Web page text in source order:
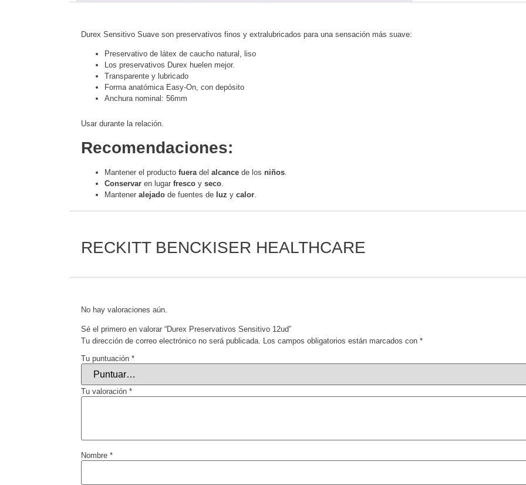
Durex Sensitivo Suave son preservativos finos y extralubricados para una sensación más suave:
Preservativo de látex de caucho natural, liso
Los preservativos Durex huelen mejor.
Transparente y lubricado
Forma anatómica Easy-On, con depósito
Anchura nominal: 56mm
Usar durante la relación.
Recomendaciones:
Mantener el producto fueradel alcancede los niños.
Conservaren lugar frescoy seco.
Mantener alejadode fuentes de luz y calor.
RECKITT BENCKISER HEALTHCARE
No hay valoraciones aún.
Sé el primero en valorar “Durex Preservativos Sensitivo 12ud”
Tu dirección de correo electrónico no será publicada.
Los campos obligatorios están marcados con *
Tu puntuación *
Tu valoración *
Nombre *